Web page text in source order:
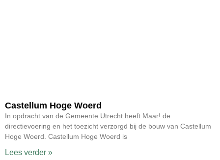
Castellum Hoge Woerd
In opdracht van de Gemeente Utrecht heeft Maar! de
directievoering en het toezicht verzorgd bij de bouw van Castellum
Hoge Woerd. Castellum Hoge Woerd is
Lees verder »